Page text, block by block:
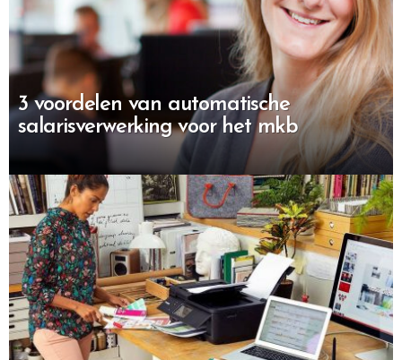
3 voordelen van automatische
salarisverwerking voor het mkb